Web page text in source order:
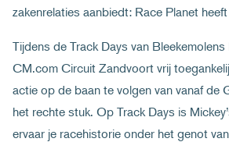
zakenrelaties aanbiedt: Race Planet
Tijdens de Track Days van
CM.com Circuit Zandvoort vrij
actie op de baan te volgen van vanaf de
het rechte stuk. Op Track Days is
ervaar je racehistorie onder het genot